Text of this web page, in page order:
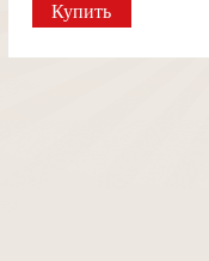
Купить